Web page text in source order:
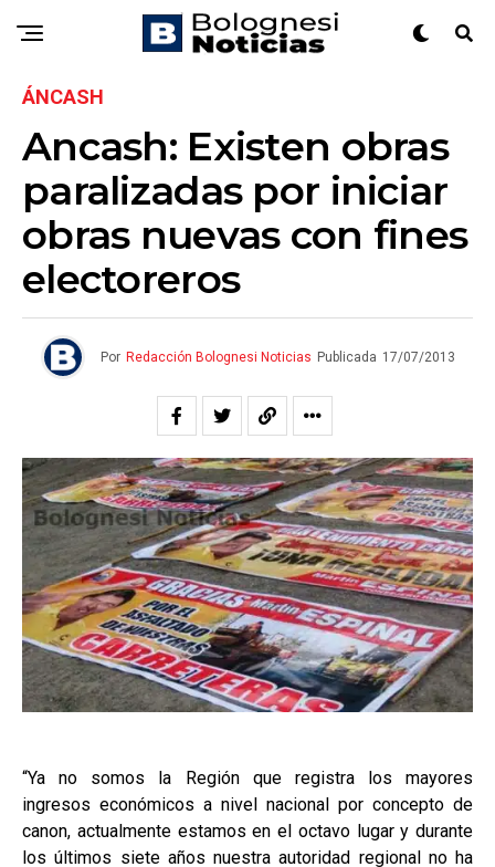
ÁNCASH
Ancash: Existen obras
paralizadas por iniciar
obras nuevas con fines
electoreros
Por Redacción Bolognesi Noticias Publicada 17/07/2013
“Ya no somos la Región que registra los mayores
ingresos económicos a nivel nacional por concepto de
canon, actualmente estamos en el octavo lugar y durante
los últimos siete años nuestra autoridad regional no ha